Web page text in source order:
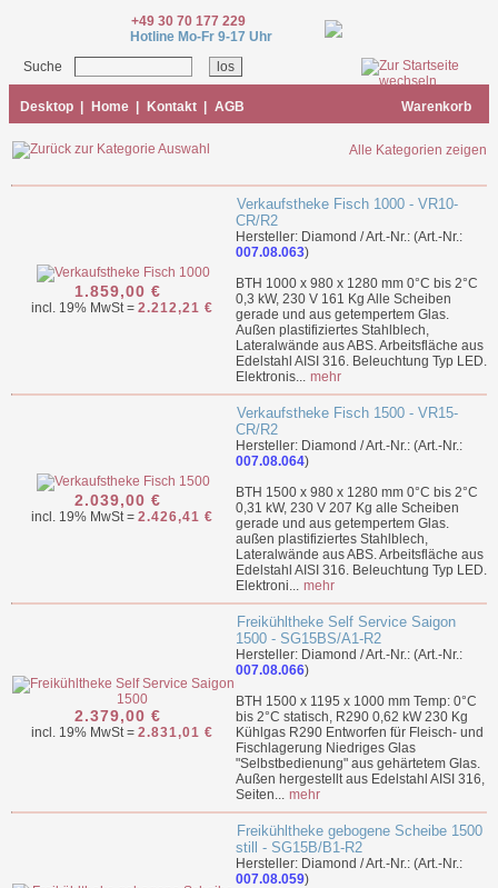
+49 30 70 177 229
Hotline Mo-Fr 9-17 Uhr
Suche
Desktop Home Kontakt AGB Warenkorb
Alle Kategorien zeigen
1.859,00 €
incl. 19% MwSt = 2.212,21 €
Verkaufstheke Fisch 1000 - VR10-
CR/R2
Hersteller: Diamond / Art.-Nr.: (Art.-Nr.:
007.08.063)
BTH 1000 x 980 x 1280 mm 0°C bis 2°C
0,3 kW, 230 V 161 Kg Alle Scheiben
gerade und aus getempertem Glas.
Außen plastifiziertes Stahlblech,
Lateralwände aus ABS. Arbeitsfläche aus
Edelstahl AISI 316. Beleuchtung Typ LED.
Elektronis... mehr
2.039,00 €
incl. 19% MwSt = 2.426,41 €
Verkaufstheke Fisch 1500 - VR15-
CR/R2
Hersteller: Diamond / Art.-Nr.: (Art.-Nr.:
007.08.064)
BTH 1500 x 980 x 1280 mm 0°C bis 2°C
0,31 kW, 230 V 207 Kg alle Scheiben
gerade und aus getempertem Glas.
außen plastifiziertes Stahlblech,
Lateralwände aus ABS. Arbeitsfläche aus
Edelstahl AISI 316. Beleuchtung Typ LED.
Elektroni... mehr
2.379,00 €
incl. 19% MwSt = 2.831,01 €
Freikühltheke Self Service Saigon
1500 - SG15BS/A1-R2
Hersteller: Diamond / Art.-Nr.: (Art.-Nr.:
007.08.066)
BTH 1500 x 1195 x 1000 mm Temp: 0°C
bis 2°C statisch, R290 0,62 kW 230 Kg
Kühlgas R290 Entworfen für Fleisch- und
Fischlagerung Niedriges Glas
"Selbstbedienung" aus gehärtetem Glas.
Außen hergestellt aus Edelstahl AISI 316,
Seiten... mehr
Freikühltheke gebogene Scheibe 1500
still - SG15B/B1-R2
Hersteller: Diamond / Art.-Nr.: (Art.-Nr.:
007.08.059)